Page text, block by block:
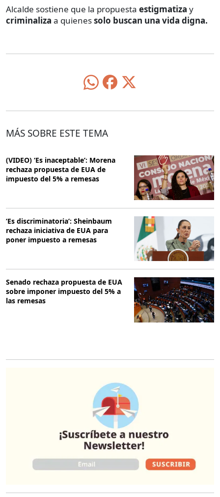
Alcalde sostiene que la propuesta estigmatiza y
criminaliza a quienessolo buscan una vida digna.
MÁS SOBRE ESTE TEMA
(VIDEO) ‘Es inaceptable’: Morena
rechaza propuesta de EUA de
impuesto del 5% a remesas
‘Es discriminatoria’: Sheinbaum
rechaza iniciativa de EUA para
poner impuesto a remesas
Senado rechaza propuesta de EUA
sobre imponer impuesto del 5% a
las remesas